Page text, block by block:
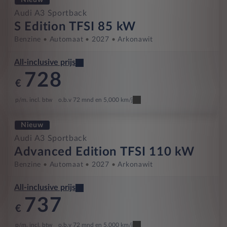
Audi A3 Sportback
S Edition TFSI 85 kW
Benzine Automaat 2027 Arkonawit
All-inclusive prijs
€ 728
p/m. incl. btw o.b.v 72 mnd en 5,000 km/j
Nieuw
Audi A3 Sportback
Advanced Edition TFSI 110 kW
Benzine Automaat 2027 Arkonawit
All-inclusive prijs
€ 737
p/m. incl. btw o.b.v 72 mnd en 5,000 km/j